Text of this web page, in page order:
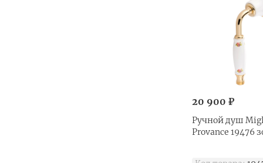
20 900 ₽
Ручной душ
Provance 19476